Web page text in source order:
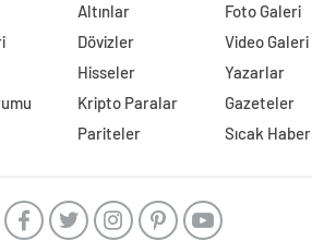
Altınlar
Dövizler
Hisseler
Kripto Paralar
Pariteler
Foto Galeri
Video Galeri
Yazarlar
Gazeteler
Sıcak Haber